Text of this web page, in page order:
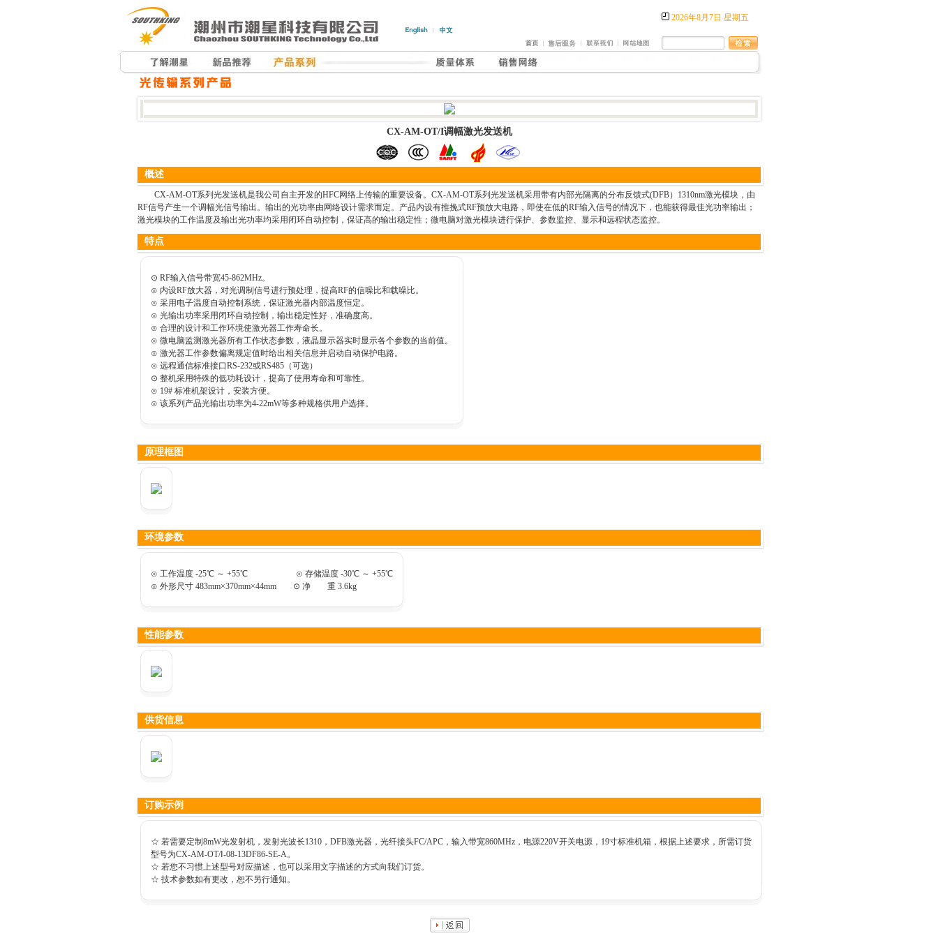
2026年8月7日 星期五
CX-AM-OT/I调幅激光发送机
概述
CX-AM-OT系列光发送机是我公司自主开发的HFC网络上传输的重要设备。CX-AM-OT系列光发送机采用带有内部光隔离的分布反馈式(DFB）1310nm激光模块，由
RF信号产生一个调幅光信号输出。输出的光功率由网络设计需求而定。产品内设有推挽式RF预放大电路，即使在低的RF输入信号的情况下，也能获得最佳光功率输出；
激光模块的工作温度及输出光功率均采用闭环自动控制，保证高的输出稳定性；微电脑对激光模块进行保护、参数监控、显示和远程状态监控。
特点
⊙ RF输入信号带宽45-862MHz。
⊙ 内设RF放大器，对光调制信号进行预处理，提高RF的信噪比和载噪比。
⊙ 采用电子温度自动控制系统，保证激光器内部温度恒定。
⊙ 光输出功率采用闭环自动控制，输出稳定性好，准确度高。
⊙ 合理的设计和工作环境使激光器工作寿命长。
⊙ 微电脑监测激光器所有工作状态参数，液晶显示器实时显示各个参数的当前值。
⊙ 激光器工作参数偏离规定值时给出相关信息并启动自动保护电路。
⊙ 远程通信标准接口RS-232或RS485（可选）
⊙ 整机采用特殊的低功耗设计，提高了使用寿命和可靠性。
⊙ 19# 标准机架设计，安装方便。
⊙ 该系列产品光输出功率为4-22mW等多种规格供用户选择。
原理框图
环境参数
⊙ 工作温度 -25℃ ～ +55℃ ⊙ 存储温度 -30℃ ～ +55℃
⊙ 外形尺寸 483mm×370mm×44mm ⊙ 净 重 3.6kg
性能参数
供货信息
订购示例
☆ 若需要定制8mW光发射机，发射光波长1310，DFB激光器，光纤接头FC/APC，输入带宽860MHz，电源220V开关电源，19寸标准机箱，根据上述要求，所需订货
型号为CX-AM-OT/Ⅰ-08-13DF86-SE-A。
☆ 若您不习惯上述型号对应描述，也可以采用文字描述的方式向我们订货。
☆ 技术参数如有更改，恕不另行通知。